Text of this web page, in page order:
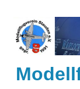
springen